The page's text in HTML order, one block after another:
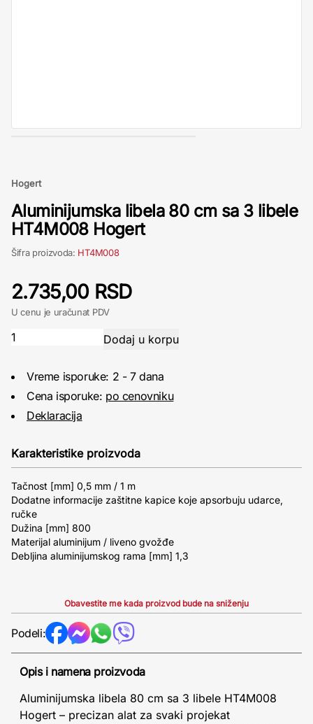
Hogert
Aluminijumska libela 80 cm sa 3 libele
HT4M008 Hogert
Šifra proizvoda: HT4M008
2.735,00 RSD
U cenu je uračunat PDV
Vreme isporuke: 2 - 7 dana
Cena isporuke: po cenovniku
Deklaracija
Karakteristike proizvoda
Tačnost [mm] 0,5 mm / 1 m
Dodatne informacije zaštitne kapice koje apsorbuju udarce,
ručke
Dužina [mm] 800
Materijal aluminijum / liveno gvožđe
Debljina aluminijumskog rama [mm] 1,3
Obavestite me kada proizvod bude na sniženju
Podeli:
Opis i namena proizvoda
Aluminijumska libela 80 cm sa 3 libele HT4M008
Hogert – precizan alat za svaki projekat